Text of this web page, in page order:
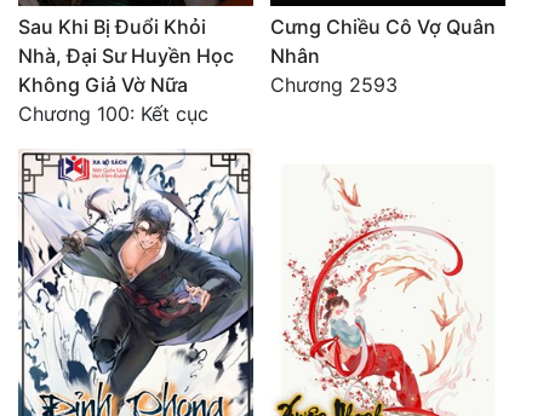
Sau Khi Bị Đuổi Khỏi
Nhà, Đại Sư Huyền Học
Không Giả Vờ Nữa
Chương 100: Kết cục
Cưng Chiều Cô Vợ Quân
Nhân
Chương 2593